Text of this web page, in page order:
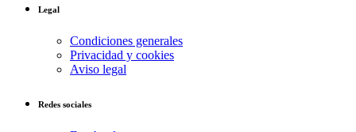
Legal
Condiciones generales
Privacidad y cookies
Aviso legal
Redes sociales